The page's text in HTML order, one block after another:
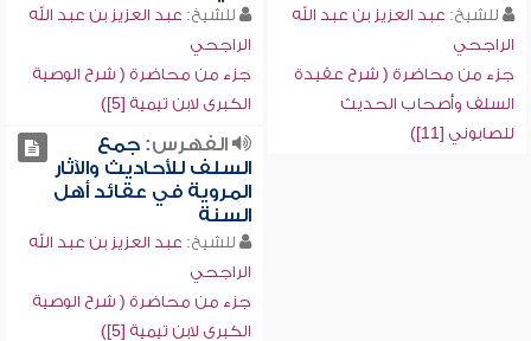
للشيخ: عبد العزيز بن عبد الله
الراجحي
جزء من محاضرة ( شرح عقيدة
السلف وأصحاب الحديث
للصابوني [11])
للشيخ: عبد العزيز بن عبد الله
الراجحي
جزء من محاضرة ( شرح الوصية
الكبرى لابن تيمية [5])
الفهرس:جمع
السلف للأحاديث والآثار
المروية في عقائد أهل
السنة
للشيخ: عبد العزيز بن عبد الله
الراجحي
جزء من محاضرة ( شرح الوصية
الكبرى لابن تيمية [5])